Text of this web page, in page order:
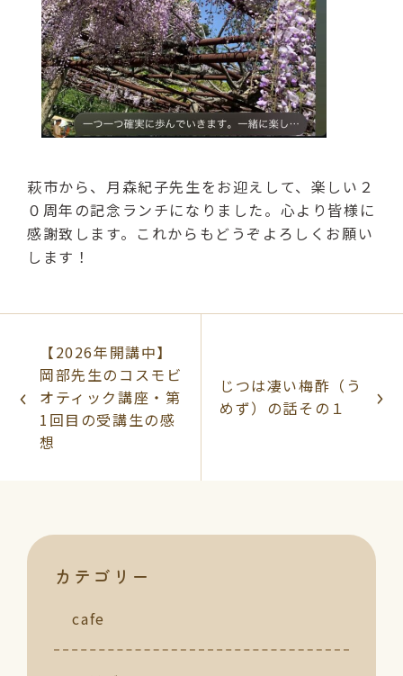
萩市から、月森紀子先生をお迎えして、楽しい２
０周年の記念ランチになりました。心より皆様に
感謝致します。これからもどうぞよろしくお願い
します！
【2026年開講中】
岡部先生のコスモビ
オティック講座・第
1回目の受講生の感
想
じつは凄い梅酢（う
めず）の話その１
カテゴリー
cafe